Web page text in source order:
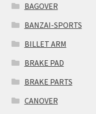
BAGOVER
BANZAI-SPORTS
BILLET ARM
BRAKE PAD
BRAKE PARTS
CANOVER